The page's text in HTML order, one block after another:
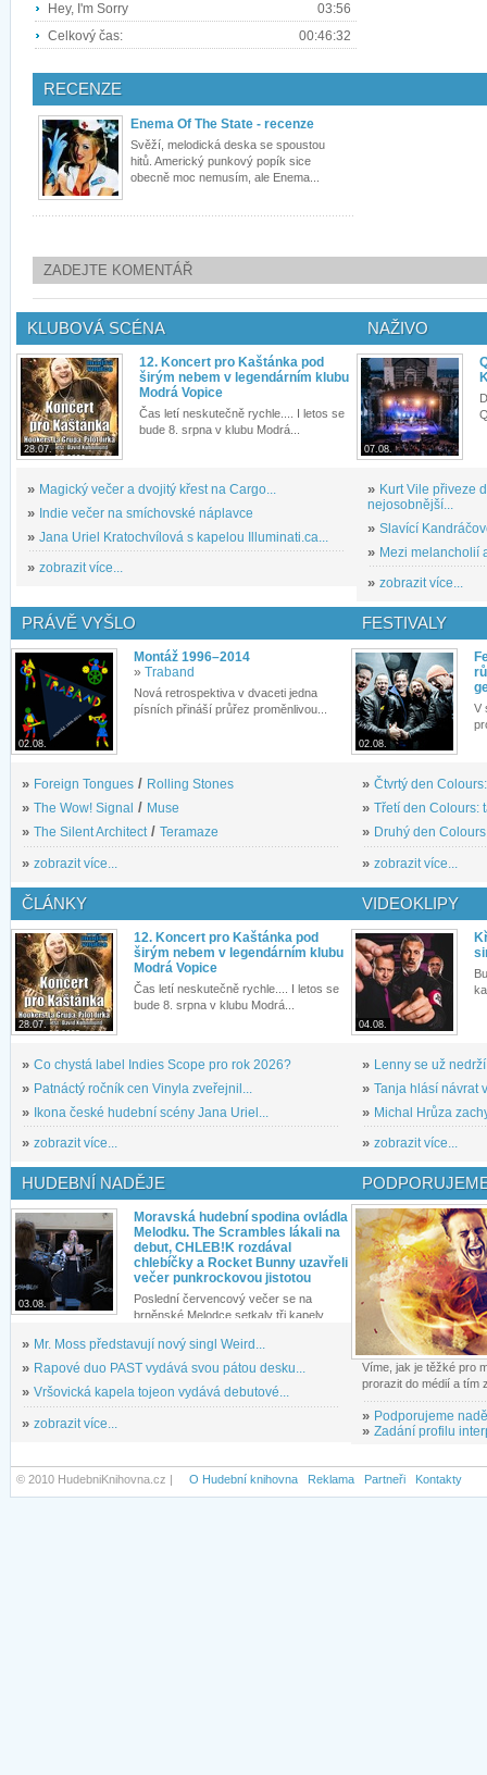
Hey, I'm Sorry
03:56
Celkový čas:
00:46:32
RECENZE
Enema Of The State - recenze
Svěží, melodická deska se spoustou
hitů. Americký punkový popík sice
obecně moc nemusím, ale Enema...
ZADEJTE KOMENTÁŘ
KLUBOVÁ SCÉNA
28.07.
12. Koncert pro Kaštánka pod
širým nebem v legendárním klubu
Modrá Vopice
Čas letí neskutečně rychle.... I letos se
bude 8. srpna v klubu Modrá...
» Magický večer a dvojitý křest na Cargo...
» Indie večer na smíchovské náplavce
» Jana Uriel Kratochvílová s kapelou Illuminati.ca...
» zobrazit více...
NAŽIVO
07.08.
» Kurt Vile přiveze
nejosobnější...
» Slavící
» Mezi melancholií
» zobrazit více...
PRÁVĚ VYŠLO
02.08.
Montáž 1996–2014
» Traband
Nová retrospektiva v dvaceti jedna
písních přináší průřez proměnlivou...
» Foreign Tongues / Rolling Stones
» The Wow! Signal / Muse
» The Silent Architect/ Teramaze
» zobrazit více...
FESTIVALY
02.08.
V
» Čtvrtý den
» Třetí den Colours:
» Druhý den
» zobrazit více...
ČLÁNKY
28.07.
12. Koncert pro Kaštánka pod
širým nebem v legendárním klubu
Modrá Vopice
Čas letí neskutečně rychle.... I letos se
bude 8. srpna v klubu Modrá...
» Co chystá label Indies Scope pro rok 2026?
» Patnáctý ročník cen Vinyla zveřejnil...
» Ikona české hudební scény Jana Uriel...
» zobrazit více...
VIDEOKLIPY
04.08.
» Lenny se už
» Tanja hlásí návrat
» Michal Hrůza
» zobrazit více...
HUDEBNÍ NADĚJE
03.08.
Moravská hudební spodina ovládla
Melodku. The Scrambles lákali na
debut, CHLEB!K rozdával
chlebíčky a Rocket Bunny uzavřeli
večer punkrockovou jistotou
Poslední červencový večer se na
brněnské Melodce setkaly tři kapely...
» Mr. Moss představují nový singl Weird...
» Rapové duo PAST vydává svou pátou desku...
» Vršovická kapela tojeon vydává debutové...
» zobrazit více...
Víme, jak je těžké pro
prorazit do médií a tím
» Podporujeme
» Zadání profilu
© 2010 HudebniKnihovna.cz | O Hudební knihovna Reklama Partneři Kontakty